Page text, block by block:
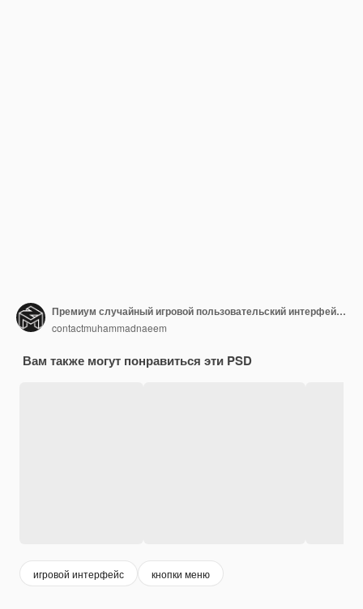
Премиум случайный игровой пользовательский интерфейс игровой интерфейс кнопка причинно-следственная игровая интерфейс всплывающий окно интерфейс диалог
contactmuhammadnaeem
Вам также могут понравиться эти PSD
игровой интерфейс кнопки меню